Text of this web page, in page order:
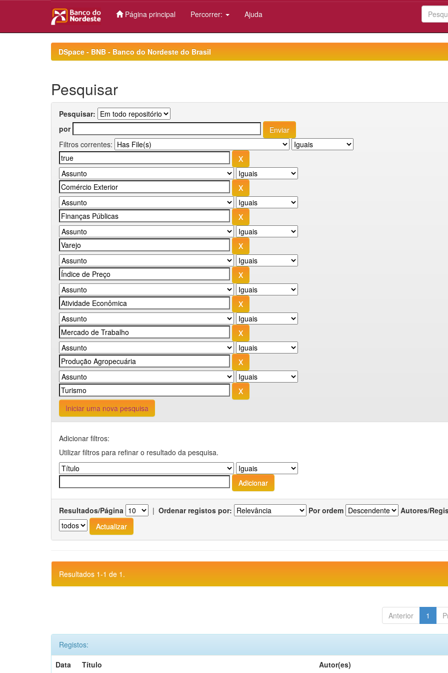
Página principal Percorrer: Ajuda
DSpace - BNB - Banco do Nordeste do Brasil
Pesquisar
Pesquisar:
por
Filtros correntes:
Iniciar uma nova pesquisa
Adicionar filtros:
Utilizar filtros para refinar o resultado da pesquisa.
Resultados/Página | Ordenar registos por: Por ordem Autores/
Resultados 1-1 de 1.
Anterior 1
Registos:
Data
Título Autor(es)